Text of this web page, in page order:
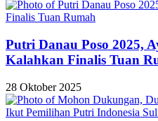
Putri Danau Poso 2025,
Kalahkan Finalis Tuan
28 Oktober 2025